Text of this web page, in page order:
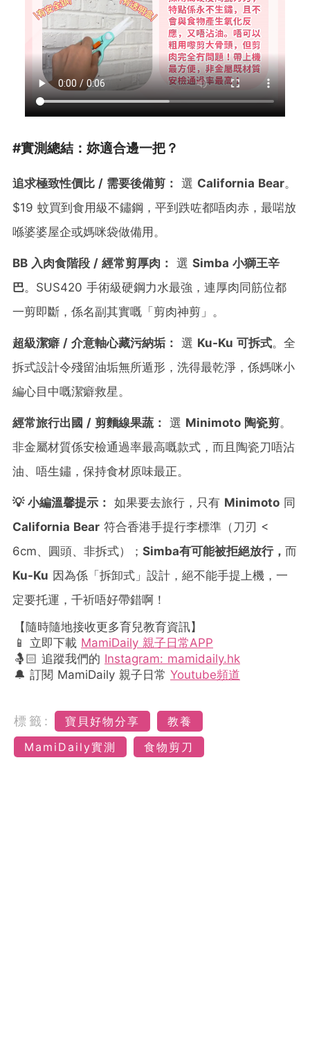
#實測總結：妳適合邊一把？
追求極致性價比 / 需要後備剪： 選 California Bear。
$19 蚊買到食用級不鏽鋼，平到跌咗都唔肉赤，最啱放
喺婆婆屋企或媽咪袋做備用。
BB 入肉食階段 / 經常剪厚肉： 選 Simba 小獅王辛
巴。SUS420 手術級硬鋼力水最強，連厚肉同筋位都
一剪即斷，係名副其實嘅「剪肉神剪」。
超級潔癖 / 介意軸心藏污納垢： 選 Ku-Ku 可拆式。全
拆式設計令殘留油垢無所遁形，洗得最乾淨，係媽咪小
編心目中嘅潔癖救星。
經常旅行出國 / 剪麵線果蔬： 選 Minimoto 陶瓷剪。
非金屬材質係安檢通過率最高嘅款式，而且陶瓷刀唔沾
油、唔生鏽，保持食材原味最正。
💡 小編溫馨提示： 如果要去旅行，只有 Minimoto 同
California Bear 符合香港手提行李標準（刀刃 <
6cm、圓頭、非拆式）； Simba有可能被拒絕放行， 而
Ku-Ku 因為係「拆卸式」設計，絕不能手提上機，一
定要托運，千祈唔好帶錯啊！
【隨時隨地接收更多育兒教育資訊】
📱 立即下載 MamiDaily 親子日常APP
🤱🏻 追蹤我們的 Instagram: mamidaily.hk
🔔 訂閱 MamiDaily 親子日常 Youtube頻道
標籤: 寶貝好物分享
教養
MamiDaily實測
食物剪刀